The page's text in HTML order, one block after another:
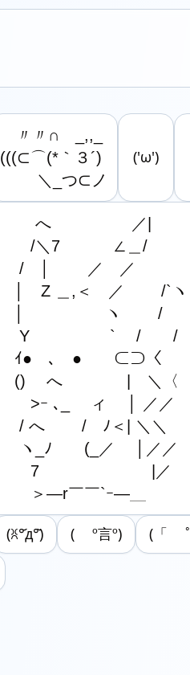
〃〃∩　_,,_
(((⊂⌒(*｀３´)
＼_つ⊂ノ
('ω')
へ　　　　　／|
/＼7　　　 ∠＿/
/　│　　 ／　／
│　Z ＿,＜　／　　 /`ヽ
│　　　　　ヽ　　 /　　
Y　　　　　`　 /　　/
ｲ●　､　●　　⊂⊃〈　
()　 へ　　　　|　＼〈
>ｰ ､_　 ィ　 │ ／／
/ へ　　 /　ﾉ＜| ＼＼
ヽ_ﾉ　　(_／　 │／／
7　　　　　　　|／
＞―r￣￣`ｰ―＿
(ꐦ°᷄д°᷅) ( º言º) (「 ﾟ